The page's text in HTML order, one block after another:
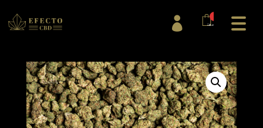
items
